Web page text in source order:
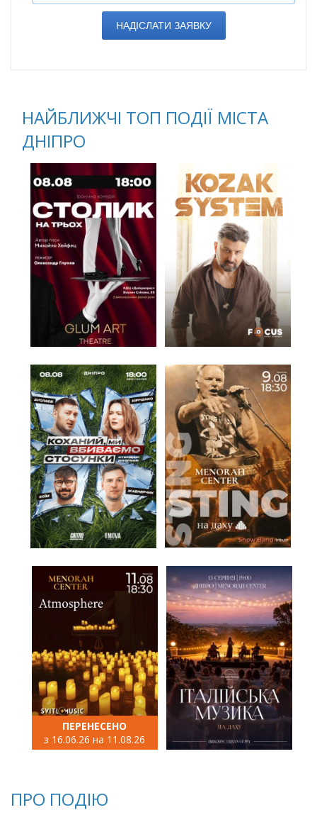
НАДІСЛАТИ ЗАЯВКУ
НАЙБЛИЖЧІ ТОП ПОДІЇ МІСТА
ДНІПРО
ПЕРЕНЕСЕНО
з 16.06.26 на 11.08.26
ПРО ПОДІЮ